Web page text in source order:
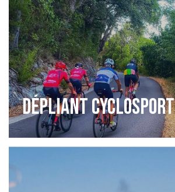
Dépliant cyclosport